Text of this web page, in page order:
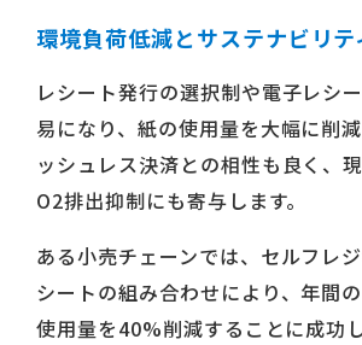
環境負荷低減とサステナビリテ
レシート発行の選択制や電子レシ
易になり、紙の使用量を大幅に削
ッシュレス決済との相性も良く、
O2排出抑制にも寄与します。
ある小売チェーンでは、セルフレ
シートの組み合わせにより、年間
使用量を40%削減することに成功